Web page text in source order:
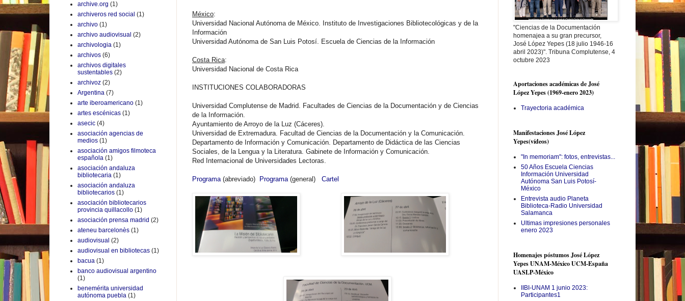
México:
Universidad Nacional Autónoma de México. Instituto de Investigaciones Bibliotecológicas y de la
Información
Universidad Autónoma de San Luis Potosí. Escuela de Ciencias de la Información
Costa Rica:
Universidad Nacional de Costa Rica
INSTITUCIONES COLABORADORAS
Universidad Complutense de Madrid. Facultades de Ciencias de la Documentación y de Ciencias
de la Información.
Ayuntamiento de Arroyo de la Luz (Cáceres).
Universidad de Extremadura. Facultad de Ciencias de la Documentación y la Comunicación.
Departamento de Información y Comunicación. Departamento de Didáctica de las Ciencias
Sociales, de la Lengua y la Literatura. Gabinete de Información y Comunicación.
Red Internacional de Universidades Lectoras.
Programa (abreviado) Programa (general) Cartel
archive.org (1)
archiveros red social (1)
archivo (1)
archivo audiovisual (2)
archivologia (1)
archivos (6)
archivos digitales
sustentables (2)
archivoz (2)
Argentina (7)
arte iberoamericano (1)
artes escénicas (1)
asecic (4)
asociación agencias de
medios (1)
asociación amigos filmoteca
española (1)
asociación andaluza
bibliotecaria (1)
asociación andaluza
bibliotecarios (1)
asociación bibliotecarios
provincia quillacollo (1)
asociación prensa madrid (2)
ateneu barcelonès (1)
audiovisual (2)
audiovisual en bibliotecas (1)
bacua (1)
banco audiovisual argentino
(1)
benemérita universidad
autónoma puebla (1)
"Ciencias de la Documentación
homenajea a su gran precursor,
José López Yepes (18 julio 1946-16
abril 2023)". Tribuna Complutense, 4
octubre 2023
Aportaciones académicas de José
López Yepes (1969-enero 2023)
Trayectoria académica
Manifestaciones José López
Yepes(vídeos)
"In memoriam": fotos, entrevistas...
50 Años Escuela Ciencias
Información Universidad
Autónoma San Luis Potosí-
México
Entrevista audio Planeta
Biblioteca-Radio Universidad
Salamanca
Ultimas impresiones personales
enero 2023
Homenajes póstumos José López
Yepes UNAM-México UCM-España
UASLP-México
IIBI-UNAM 1 junio 2023:
Participantes1